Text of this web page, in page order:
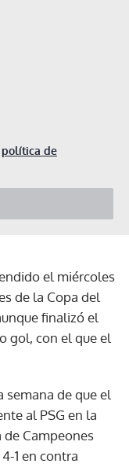
política de
el miércoles
de la Copa del
finalizó el
gol, con el que el
semana de que el
al PSG en la
Campeones
1 en contra